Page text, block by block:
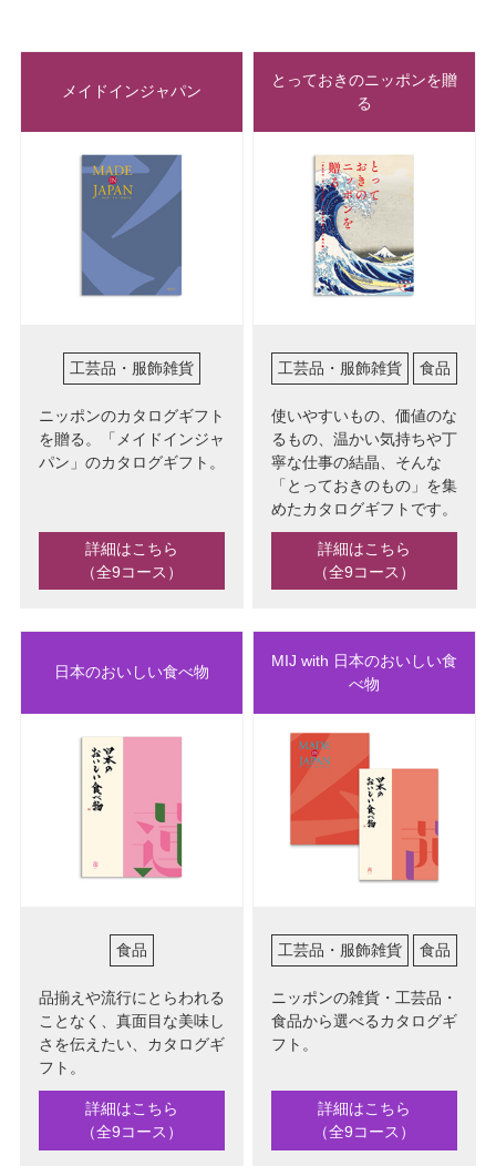
メイドインジャパン
工芸品・服飾雑貨
ニッポンのカタログギフト
を贈る。「メイドインジャ
パン」のカタログギフト。
詳細はこちら
（全9コース）
とっておきのニッポンを贈
る
工芸品・服飾雑貨 食品
使いやすいもの、価値のな
るもの、温かい気持ちや丁
寧な仕事の結晶、そんな
「とっておきのもの」を集
めたカタログギフトです。
詳細はこちら
（全9コース）
日本のおいしい食べ物
食品
品揃えや流行にとらわれる
ことなく、真面目な美味し
さを伝えたい、カタログギ
フト。
詳細はこちら
（全9コース）
MIJ with 日本のおいしい食
べ物
工芸品・服飾雑貨 食品
ニッポンの雑貨・工芸品・
食品から選べるカタログギ
フト。
詳細はこちら
（全9コース）